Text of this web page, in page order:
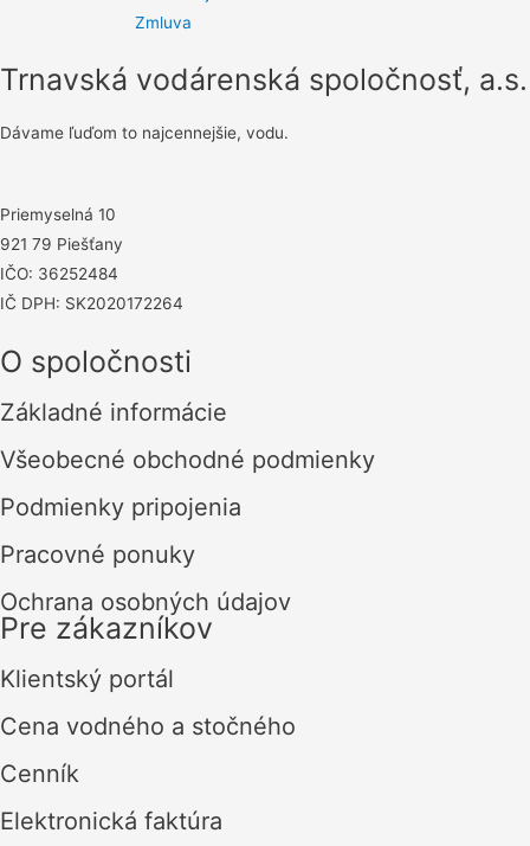
Zmluva
Trnavská vodárenská spoločnosť, a.s.
Dávame ľuďom to najcennejšie, vodu.
Priemyselná 10
921 79 Piešťany
IČO: 36252484
IČ DPH: SK2020172264
O spoločnosti
Základné informácie
Všeobecné obchodné podmienky
Podmienky pripojenia
Pracovné ponuky
Ochrana osobných údajov
Pre zákazníkov
Klientský portál
Cena vodného a stočného
Cenník
Elektronická faktúra